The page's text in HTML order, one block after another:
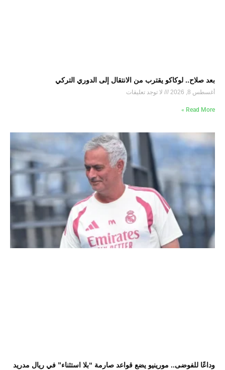
بعد صلاح.. لوكاكو يقترب من الانتقال إلى الدوري التركي
أغسطس 8, 2026 لا توجد تعليقات
Read More »
وداعًا للفوضى.. مورينيو يضع قواعد صارمة “بلا استثناء” في ريال مدريد